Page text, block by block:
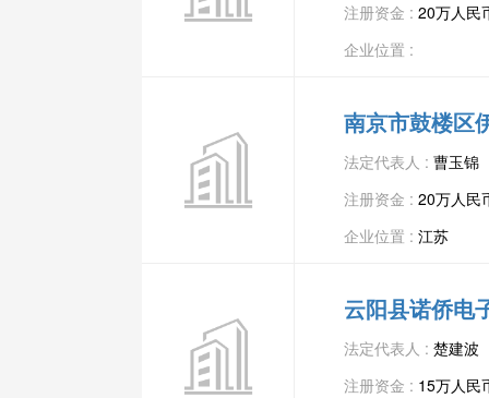
注册资金 : 20万人民
企业位置 :
南京市鼓楼区
法定代表人 : 曹玉锦
注册资金 : 20万人民
企业位置 : 江苏
云阳县诺侨电
法定代表人 : 楚建波
注册资金 : 15万人民